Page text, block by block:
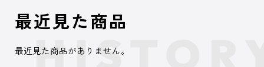
最近見た商品
最近見た商品がありません。